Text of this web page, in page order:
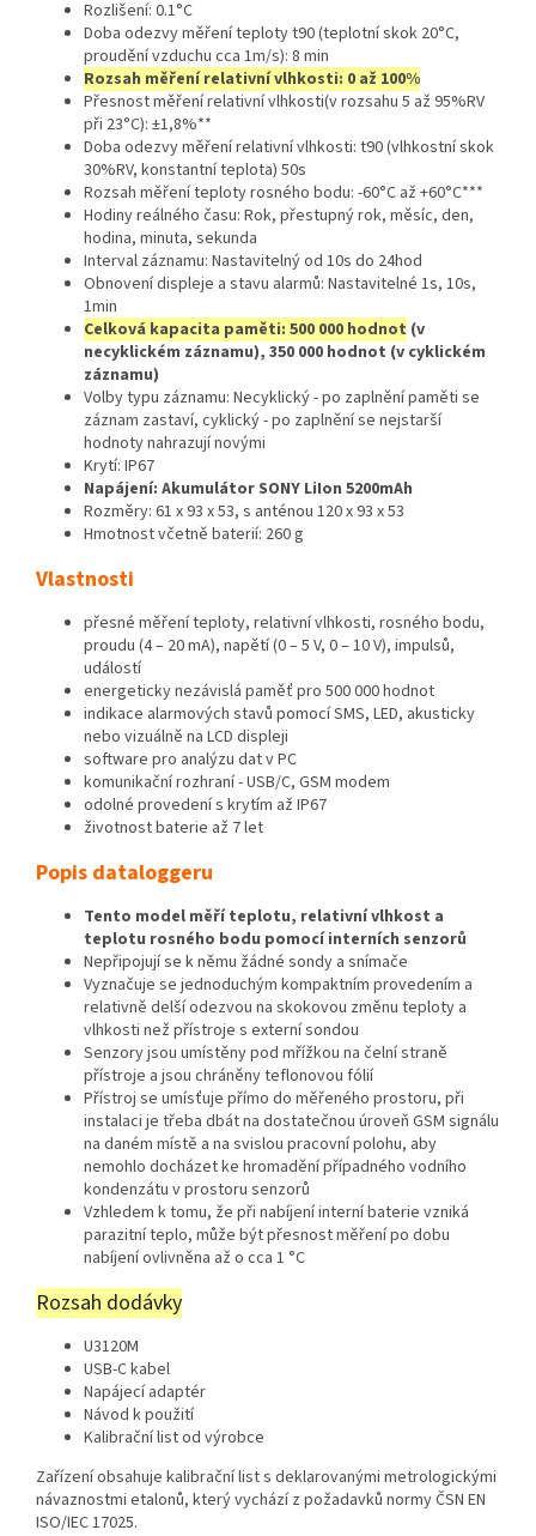
Rozlišení: 0.1°C
Doba odezvy měření teploty t90 (teplotní skok 20°C,
proudění vzduchu cca 1m/s): 8 min
Rozsah měření relativní vlhkosti: 0 až 100%
Přesnost měření relativní vlhkosti(v rozsahu 5 až 95%RV
při 23°C): ±1,8%**
Doba odezvy měření relativní vlhkosti: t90 (vlhkostní skok
30%RV, konstantní teplota) 50s
Rozsah měření teploty rosného bodu: -60°C až +60°C***
Hodiny reálného času: Rok, přestupný rok, měsíc, den,
hodina, minuta, sekunda
Interval záznamu: Nastavitelný od 10s do 24hod
Obnovení displeje a stavu alarmů: Nastavitelné 1s, 10s,
1min
Celková kapacita paměti: 500 000 hodnot (v
necyklickém záznamu), 350 000 hodnot (v cyklickém
záznamu)
Volby typu záznamu: Necyklický - po zaplnění paměti se
záznam zastaví, cyklický - po zaplnění se nejstarší
hodnoty nahrazují novými
Krytí: IP67
Napájení: Akumulátor SONY LiIon 5200mAh
Rozměry: 61 x 93 x 53, s anténou 120 x 93 x 53
Hmotnost včetně baterií: 260 g
Vlastnosti
přesné měření teploty, relativní vlhkosti, rosného bodu,
proudu (4 – 20 mA), napětí (0 – 5 V, 0 – 10 V), impulsů,
událostí
energeticky nezávislá paměť pro 500 000 hodnot
indikace alarmových stavů pomocí SMS, LED, akusticky
nebo vizuálně na LCD displeji
software pro analýzu dat v PC
komunikační rozhraní - USB/C, GSM modem
odolné provedení s krytím až IP67
životnost baterie až 7 let
Popis dataloggeru
Tento model měří teplotu, relativní vlhkost a
teplotu rosného bodu pomocí interních senzorů
Nepřipojují se k němu žádné sondy a snímače
Vyznačuje se jednoduchým kompaktním provedením a
relativně delší odezvou na skokovou změnu teploty a
vlhkosti než přístroje s externí sondou
Senzory jsou umístěny pod mřížkou na čelní straně
přístroje a jsou chráněny teflonovou fólií
Přístroj se umísťuje přímo do měřeného prostoru, při
instalaci je třeba dbát na dostatečnou úroveň GSM signálu
na daném místě a na svislou pracovní polohu, aby
nemohlo docházet ke hromadění případného vodního
kondenzátu v prostoru senzorů
Vzhledem k tomu, že při nabíjení interní baterie vzniká
parazitní teplo, může být přesnost měření po dobu
nabíjení ovlivněna až o cca 1 °C
Rozsah dodávky
U3120M
USB-C kabel
Napájecí adaptér
Návod k použití
Kalibrační list od výrobce
Zařízení obsahuje kalibrační list s deklarovanými metrologickými
návaznostmi etalonů, který vychází z požadavků normy ČSN EN
ISO/IEC 17025.